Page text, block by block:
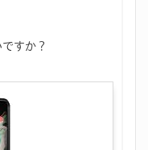
すか？